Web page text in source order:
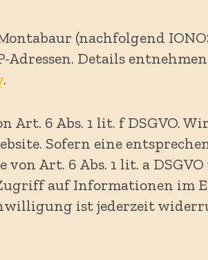
(nachfolgend
Details
.
6 Abs. 1 lit. f DSGVO.
Sofern eine
Art. 6 Abs. 1 lit. a DSGVO
auf Informationen im
ist jederzeit